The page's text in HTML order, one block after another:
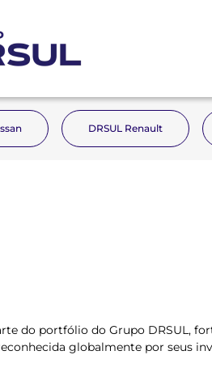
DRSUL Renault
do portfólio do Grupo DRSUL,
globalmente por seus